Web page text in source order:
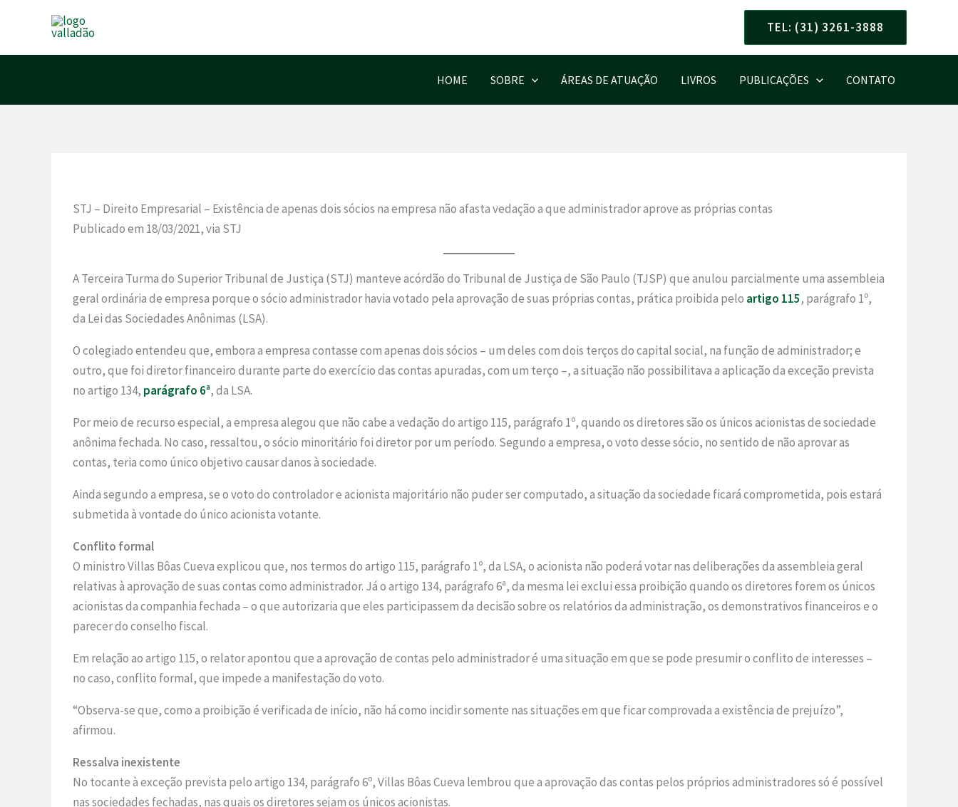
TEL: (31) 3261-3888
HOME SOBRE ÁREAS DE ATUAÇÃO LIVROS PUBLICAÇÕES CONTATO
STJ – Direito Empresarial – Existência de apenas dois sócios na empresa não afasta vedação a que administrador aprove as próprias contas
Publicado em 18/03/2021, via STJ
A Terceira Turma do Superior Tribunal de Justiça (STJ) manteve acórdão do Tribunal de Justiça de São Paulo (TJSP) que anulou parcialmente u​ma assembleia
geral ordinária de empresa porque o sócio administrador havia votado pela aprovação de suas próprias contas, prática proibida pelo artigo 115, parágrafo 1º,
da Lei das Sociedades Anônimas (LSA).
O colegiado entendeu que, embora a empresa contasse com apenas dois sócios – um deles com dois terços do capital social, na função de administrador; e
outro, que foi diretor financeiro durante parte do exercício das contas apuradas, com um terço –, a situação não possibilitava a aplicação da exceção prevista
no artigo 134, parágrafo 6ª, da LSA.
Por meio de recurso especial, a empresa alegou que não cabe a vedação do artigo 115, parágrafo 1º, quando os diretores são os únicos acionistas de sociedade
anônima fechada. No caso, ressaltou, o sócio minoritário foi diretor por um período. Segundo a empresa, o voto desse sócio, no sentido de não aprovar as
contas, teria como único objetivo causar danos à sociedade.
Ainda segundo a empresa, se o voto do controlador e acionista majoritário não puder ser computado, a situação da sociedade ficará comprometida, pois estará
submetida à vontade do único acionista votante.
Conflito formal
O ministro Villas Bôas Cueva explicou que, nos termos do artigo 115, parágrafo 1º, da LSA, o acionista não poderá votar nas deliberações da assembleia geral
relativas à aprovação de suas contas como administrador. Já o artigo 134, parágrafo 6ª, da mesma lei exclui essa proibição quando os diretores forem os únicos
acionistas da companhia fechada – o que autorizaria que eles participassem da decisão sobre os relatórios da administração, os demonstrativos financeiros e o
parecer do conselho fiscal.
Em relação ao artigo 115, o relator apontou que a aprovação de contas pelo administrador é uma situação em que se pode presumir o conflito de interesses –
no caso, conflito formal, que impede a manifestação do voto.
“Observa-se que, como a proibição é verificada de início, não há como incidir somente nas situações em que ficar comprovada a existência de prejuízo”,
afirmou.
Ressalva inexistente
No tocante à exceção prevista pelo artigo 134, parágrafo 6º, Villas Bôas Cueva lembrou que a aprovação das contas pelos próprios administradores só é possível
nas sociedades fechadas, nas quais os diretores sejam os únicos acionistas.